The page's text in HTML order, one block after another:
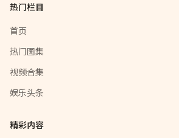
热门栏目
首页
热门图集
视频合集
娱乐头条
精彩内容